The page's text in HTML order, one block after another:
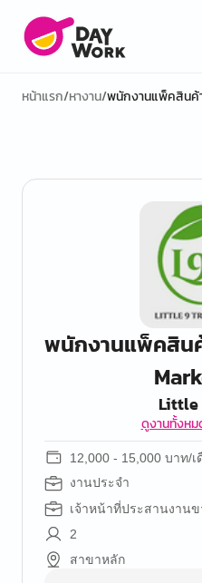
หน้าแรก/หางาน/พนักงานแพ็คสินค้
พนักงานแพ็คสิน
Little
ดูงานทั้งห
12,000 - 15,000 บาท/เ
งานประจำ
เจ้าหน้าที่ประสานงานข
2
สาขาหลัก